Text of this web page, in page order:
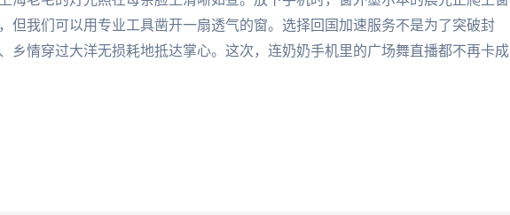
但我们可以用专业工具凿开一扇透气的窗。选择回国加速服务不是为了突破封
乡情穿过大洋无损耗地抵达掌心。这次，连奶奶手机里的广场舞直播都不再卡成